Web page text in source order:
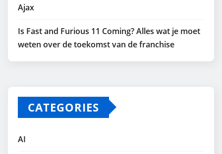
Ajax
Is Fast and Furious 11 Coming? Alles wat je moet
weten over de toekomst van de franchise
CATEGORIES
AI